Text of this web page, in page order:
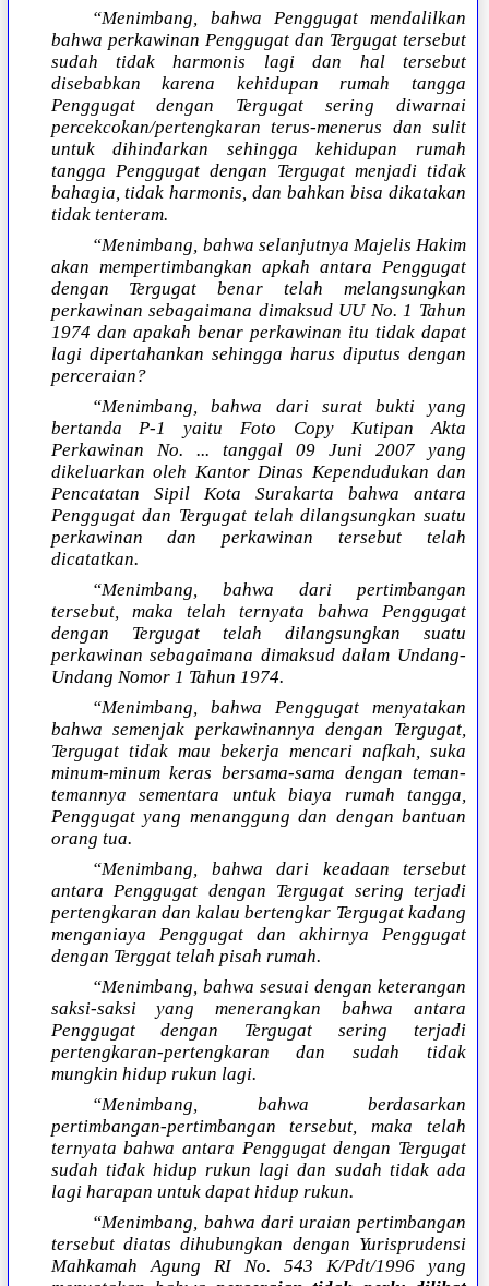
“Menimbang, bahwa Penggugat mendalilkan
bahwa perkawinan Penggugat dan Tergugat tersebut
sudah tidak harmonis lagi dan hal tersebut
disebabkan karena kehidupan rumah tangga
Penggugat dengan Tergugat sering diwarnai
percekcokan/pertengkaran terus-menerus dan sulit
untuk dihindarkan sehingga kehidupan rumah
tangga Penggugat dengan Tergugat menjadi tidak
bahagia, tidak harmonis, dan bahkan bisa dikatakan
tidak tenteram.
“Menimbang, bahwa selanjutnya Majelis Hakim
akan mempertimbangkan apkah antara Penggugat
dengan Tergugat benar telah melangsungkan
perkawinan sebagaimana dimaksud UU No. 1 Tahun
1974 dan apakah benar perkawinan itu tidak dapat
lagi dipertahankan sehingga harus diputus dengan
perceraian?
“Menimbang, bahwa dari surat bukti yang
bertanda P-1 yaitu Foto Copy Kutipan Akta
Perkawinan No. ... tanggal 09 Juni 2007 yang
dikeluarkan oleh Kantor Dinas Kependudukan dan
Pencatatan Sipil Kota Surakarta bahwa antara
Penggugat dan Tergugat telah dilangsungkan suatu
perkawinan dan perkawinan tersebut telah
dicatatkan.
“Menimbang, bahwa dari pertimbangan
tersebut, maka telah ternyata bahwa Penggugat
dengan Tergugat telah dilangsungkan suatu
perkawinan sebagaimana dimaksud dalam Undang-
Undang Nomor 1 Tahun 1974.
“Menimbang, bahwa Penggugat menyatakan
bahwa semenjak perkawinannya dengan Tergugat,
Tergugat tidak mau bekerja mencari nafkah, suka
minum-minum keras bersama-sama dengan teman-
temannya sementara untuk biaya rumah tangga,
Penggugat yang menanggung dan dengan bantuan
orang tua.
“Menimbang, bahwa dari keadaan tersebut
antara Penggugat dengan Tergugat sering terjadi
pertengkaran dan kalau bertengkar Tergugat kadang
menganiaya Penggugat dan akhirnya Penggugat
dengan Terggat telah pisah rumah.
“Menimbang, bahwa sesuai dengan keterangan
saksi-saksi yang menerangkan bahwa antara
Penggugat dengan Tergugat sering terjadi
pertengkaran-pertengkaran dan sudah tidak
mungkin hidup rukun lagi.
“Menimbang, bahwa berdasarkan
pertimbangan-pertimbangan tersebut, maka telah
ternyata bahwa antara Penggugat dengan Tergugat
sudah tidak hidup rukun lagi dan sudah tidak ada
lagi harapan untuk dapat hidup rukun.
“Menimbang, bahwa dari uraian pertimbangan
tersebut diatas dihubungkan dengan Yurisprudensi
Mahkamah Agung RI No. 543 K/Pdt/1996 yang